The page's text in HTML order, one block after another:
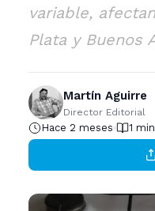
variable,
Plata y Buenos
Martín Aguirre
Director Editorial
Hace 2 meses 1